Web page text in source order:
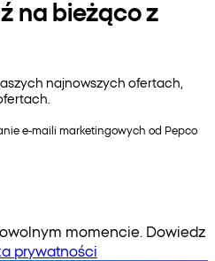
na bieżąco z
najnowszych ofertach,
e-maili marketingowych od Pepco
momencie. Dowiedz
prywatności